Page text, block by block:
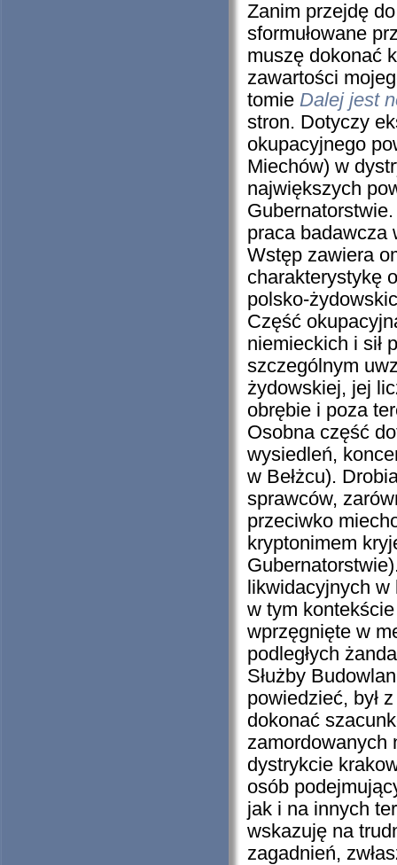
Zanim przejdę
sformułowane
muszę dokonać
zawartości
tomie Dalej jest
stron. Dotyczy
okupacyjnego
Miechów) w
największych
praca badawcza
Wstęp zawiera
charakterystykę
polsko-
Część
niemieckich i sił
szczególnym
żydowskiej, jej
obrębie i poza
Osobna część
wysiedleń,
w Bełżcu).
sprawców,
przeciwko
kryptonimem
likwidacyjnych
w tym
wprzęgnięte w
podległych
Służby
powiedzieć, był
dokonać
zamordowanych
dystrykcie
osób
jak i na innych
wskazuję na
zagadnień,